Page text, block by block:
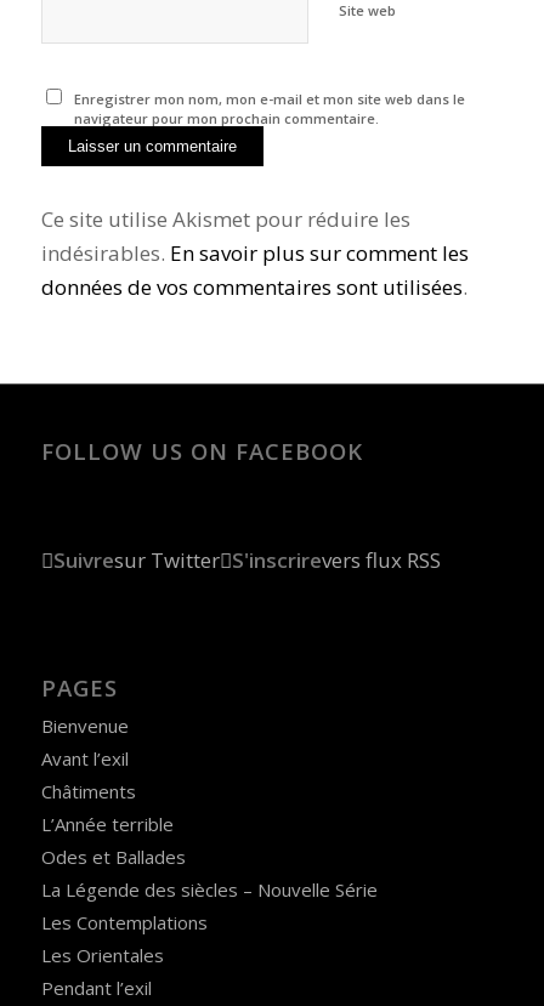
Site web
Enregistrer mon nom, mon e-mail et mon site web dans le
navigateur pour mon prochain commentaire.
Ce site utilise Akismet pour réduire les
indésirables. En savoir plus sur comment les
données de vos commentaires sont utilisées.
FOLLOW US ON FACEBOOK
Suivresur Twitter S'inscrirevers flux RSS
PAGES
Bienvenue
Avant l’exil
Châtiments
L’Année terrible
Odes et Ballades
La Légende des siècles – Nouvelle Série
Les Contemplations
Les Orientales
Pendant l’exil